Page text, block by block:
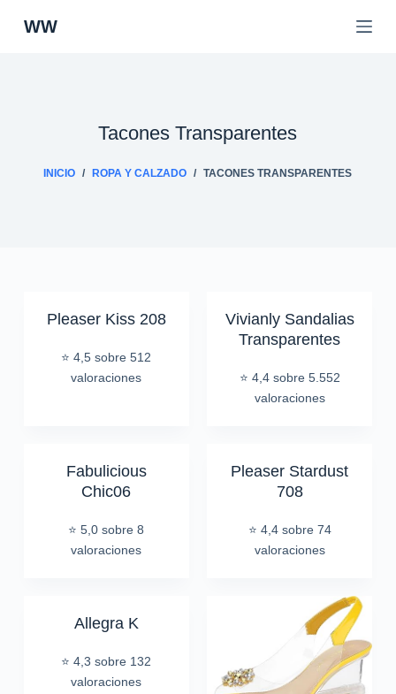
SWW
Tacones Transparentes
INICIO / ROPA Y CALZADO / TACONES TRANSPARENTES
Pleaser Kiss 208
⭐ 4,5 sobre 512
valoraciones
Vivianly Sandalias
Transparentes
⭐ 4,4 sobre 5.552
valoraciones
Fabulicious
Chic06
⭐ 5,0 sobre 8
valoraciones
Pleaser Stardust
708
⭐ 4,4 sobre 74
valoraciones
Allegra K
⭐ 4,3 sobre 132
valoraciones